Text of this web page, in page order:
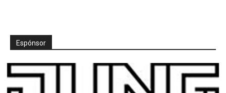
Espónsor